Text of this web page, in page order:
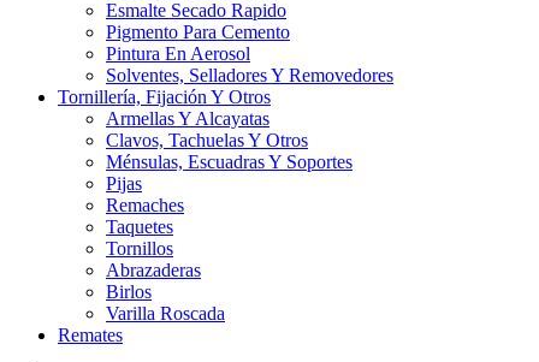
Esmalte Secado Rapido
Pigmento Para Cemento
Pintura En Aerosol
Solventes, Selladores Y Removedores
Tornillería, Fijación Y Otros
Armellas Y Alcayatas
Clavos, Tachuelas Y Otros
Ménsulas, Escuadras Y Soportes
Pijas
Remaches
Taquetes
Tornillos
Abrazaderas
Birlos
Varilla Roscada
Remates